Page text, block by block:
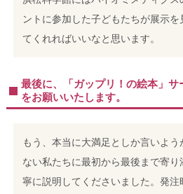
ントに参加した子どもたちが展示
てくれればいいなと思います。
最後に、「ガップリ！の絵本」サ
をお願いいたします。
もう、本当に大満足としか言いよ
ない私たちに最初から最後まで寄
寧に説明してくださいました。 発注